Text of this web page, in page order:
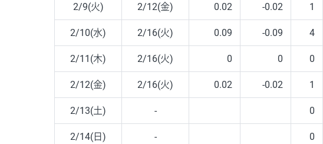
2/9(火) 2/12(金) 0.02 -0.02 1
2/10(水) 2/16(火) 0.09 -0.09 4
2/11(木) 2/16(火) 0 0 0
2/12(金) 2/16(火) 0.02 -0.02 1
2/13(土) - 0
2/14(日) - 0